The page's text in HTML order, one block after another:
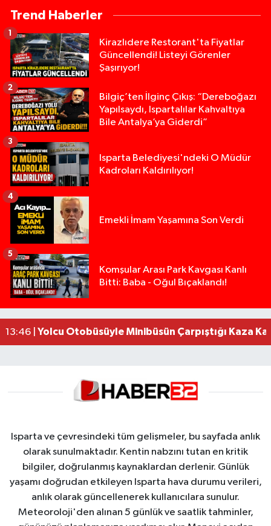
Trend Haberler
Kirazlıdere Restorant'ta Fiyatlar
Güncellendi! Listeyi Görenler
Şaşırıyor!
1
Bilgiç’ten İlginç Çıkış: “Dereboğazı
Yapılsaydı, Ispartalılar Kahvaltıya
Bile Antalya’ya Giderdi”
2
Isparta Belediyesi'ndeki O Müdür
Kadroları Kaldırılıyor!
3
Emekli İmam Yaşamına Son Verdi
4
Komşular Arası Park Kavgası Kanlı
Bitti: Baba - Oğul Bıçaklandı!
5
19:36 |Isparta’da Silah Operasyonu: 165 Tabanca Ele
17:18 |Anız Yangını Kazaya Neden Oldu: 13 Araç
17:08 |Alevlere Teslim Olan Gecekondu Kullanılamaz
13:46 | Yolcu Otobüsüyle Minibüsün Çarpıştığı Kaza
Isparta ve çevresindeki tüm gelişmeler, bu sayfada anlık
olarak sunulmaktadır. Kentin nabzını tutan en kritik
bilgiler, doğrulanmış kaynaklardan derlenir. Günlük
yaşamı doğrudan etkileyen Isparta hava durumu verileri,
anlık olarak güncellenerek kullanıcılara sunulur.
Meteoroloji'den alınan 5 günlük ve saatlik tahminler,